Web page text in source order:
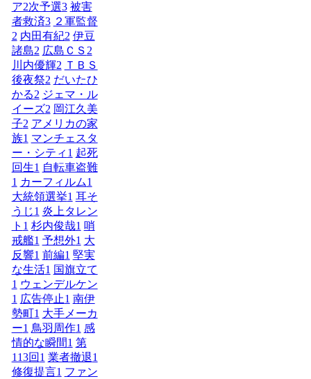
ア2次予選3 被害
者救済3 ２軍監督
2 内田有紀2 伊豆
諸島2 広島ＣＳ 2
川内優輝2 ＴＢＳ
後夜祭2 だいたひ
かる2 ジェマ・ル
イーズ2 岡江久美
子2 アメリカの家
族1 マンチェスタ
ー・シティ 1 起死
回生1 自転車盗難
1 カーフィルム1
大統領選挙1 耳そ
うじ1 炎上タレン
ト 1 杉内俊哉1 哨
戒艦1 予想外1 大
反響1 前編1 堅実
な生活1 国旗立て
1 ウェンデルケン
1 広告停止1 南伊
勢町1 大手メーカ
ー1 鳥羽周作1 感
情的な瞬間1 第
113回 1 業者撤退1
修復提言1 ファン